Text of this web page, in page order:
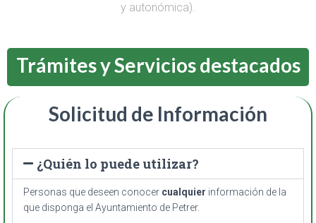
y autonómica).
Trámites y Servicios destacados
Solicitud de Información
¿Quién lo puede utilizar?
Personas que deseen conocer cualquier información de la
que disponga el Ayuntamiento de Petrer.